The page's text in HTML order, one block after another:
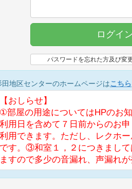
ログイ
パスワードを忘れた方及び変
田地区センターのホームページはこちら
【おしらせ】
①部屋の用途についてはHPのお
利用日を含めて７日前からのお
利用できます。ただし、レクホ
です。③和室１，２につきまして
ますので多少の音漏れ、声漏れが